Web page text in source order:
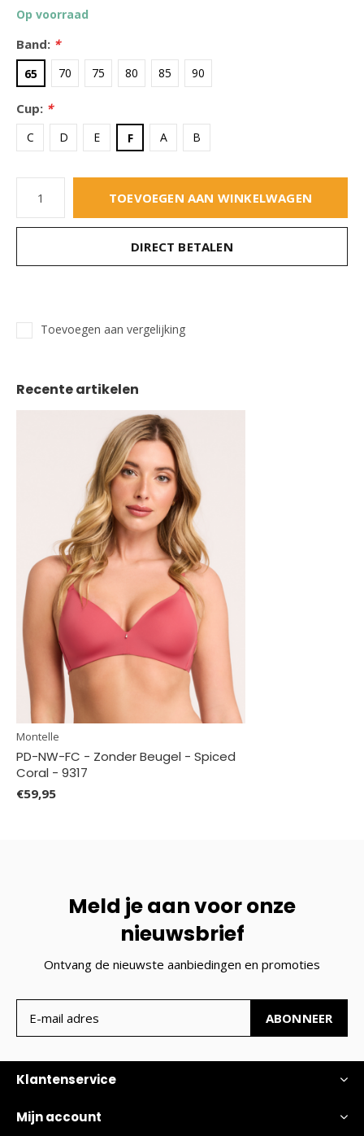
Op voorraad
Band: *
65 70 75 80 85 90
Cup: *
C D E F A B
TOEVOEGEN AAN WINKELWAGEN
DIRECT BETALEN
Toevoegen aan vergelijking
Recente artikelen
Montelle
PD-NW-FC - Zonder Beugel - Spiced
Coral - 9317
€59,95
Meld je aan voor onze
nieuwsbrief
Ontvang de nieuwste aanbiedingen en promoties
ABONNEER
Klantenservice
Mijn account